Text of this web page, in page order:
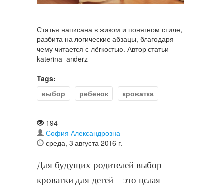
Статья написана в живом и понятном стиле,
разбита на логические абзацы, благодаря
чему читается с лёгкостью. Автор статьи -
katerina_anderz
Tags:
выбор
ребенок кроватка
194
София Александровна
среда, 3 августа 2016 г.
Для будущих родителей выбор
кроватки для детей – это целая